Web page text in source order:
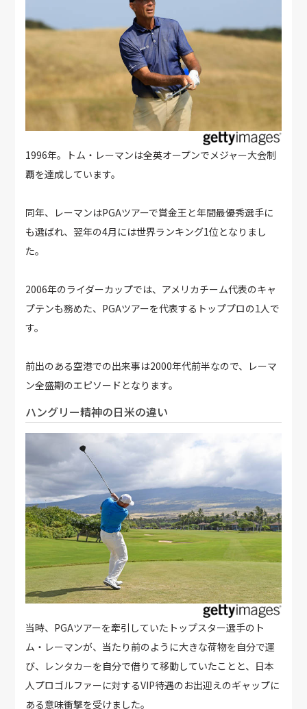
1996年。トム・レーマンは全英オープンでメジャー大会制
覇を達成しています。
同年、レーマンはPGAツアーで賞金王と年間最優秀選手に
も選ばれ、翌年の4月には世界ランキング1位となりまし
た。
2006年のライダーカップでは、アメリカチーム代表のキャ
プテンも務めた、PGAツアーを代表するトッププロの1人で
す。
前出のある空港での出来事は2000年代前半なので、レーマ
ン全盛期のエピソードとなります。
ハングリー精神の日米の違い
当時、PGAツアーを牽引していたトップスター選手のト
ム・レーマンが、当たり前のように大きな荷物を自分で運
び、レンタカーを自分で借りて移動していたことと、日本
人プロゴルファーに対するVIP待遇のお出迎えのギャップに
ある意味衝撃を受けました。